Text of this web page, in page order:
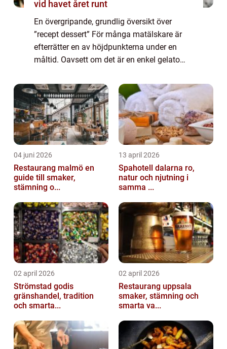
vid havet året runt
En övergripande, grundlig översikt över
”recept dessert” För många matälskare är
efterrätter en av höjdpunkterna under en
måltid. Oavsett om det är en enkel gelato
något speciellt med att avsluta e...
04 juni 2026
Restaurang malmö en
guide till smaker,
stämning o...
13 april 2026
Spahotell dalarna ro,
natur och njutning i
samma ...
02 april 2026
Strömstad godis
gränshandel, tradition
och smarta...
02 april 2026
Restaurang uppsala
smaker, stämning och
smarta va...